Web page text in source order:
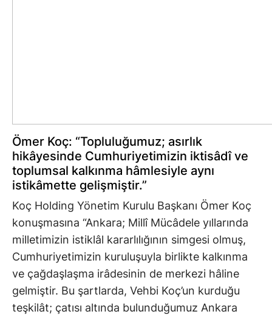
Ömer Koç: “Topluluğumuz; asırlık
hikâyesinde Cumhuriyetimizin iktisâdî ve
toplumsal kalkınma hâmlesiyle aynı
istikâmette gelişmiştir.”
Koç Holding Yönetim Kurulu Başkanı Ömer Koç
konuşmasına “Ankara; Millî Mücâdele yıllarında
milletimizin istiklâl kararlılığının simgesi olmuş,
Cumhuriyetimizin kuruluşuyla birlikte kalkınma
ve çağdaşlaşma irâdesinin de merkezi hâline
gelmiştir. Bu şartlarda, Vehbi Koç’un kurduğu
teşkilât; çatısı altında bulunduğumuz Ankara